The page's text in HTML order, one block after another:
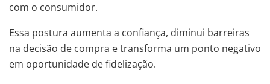
com o consumidor.
Essa postura aumenta a confiança, diminui barreiras
na decisão de compra e transforma um ponto negativo
em oportunidade de fidelização.